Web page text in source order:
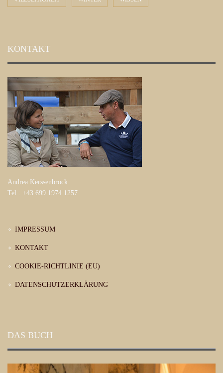
KONTAKT
Andrea Kerssenbrock
Tel : +43 699 1974 1257
IMPRESSUM
KONTAKT
COOKIE-RICHTLINIE (EU)
DATENSCHUTZERKLÄRUNG
DAS BUCH